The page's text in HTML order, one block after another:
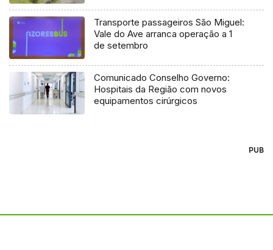
Transporte passageiros São Miguel:
Vale do Ave arranca operação a 1
de setembro
Comunicado Conselho Governo:
Hospitais da Região com novos
equipamentos cirúrgicos
PUB